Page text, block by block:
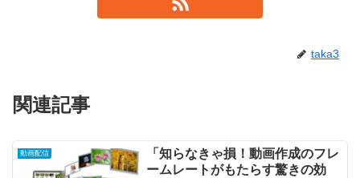
taka3
関連記事
動画配信
「知らなきゃ損！動画作成のフレ
ームレートがもたらす驚きの効